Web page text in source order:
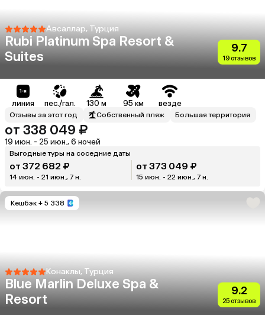
Авсаллар, Турция
Rubi Platinum Spa Resort &
Suites
9.7
19 отзывов
линия пес./гал. 130 м 95 км везде
Отзывы за этот год Собственный пляж Большая территория
от 338 049 ₽
19 июн. - 25 июн., 6 ночей
Выгодные туры на соседние даты
от 372 682 ₽
14 июн. - 21 июн., 7 н.
от 373 049 ₽
15 июн. - 22 июн., 7 н.
Кешбэк + 5 338
Конаклы, Турция
Blue Marlin Deluxe Spa &
Resort
9.2
25 отзывов